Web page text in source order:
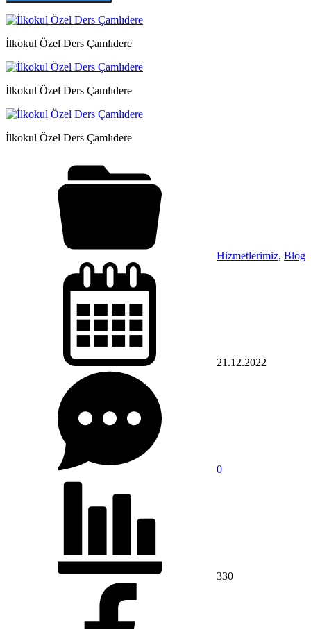
İlkokul Özel Ders Çamlıdere
İlkokul Özel Ders Çamlıdere
İlkokul Özel Ders Çamlıdere
Hizmetlerimiz, Blog
21.12.2022
0
330